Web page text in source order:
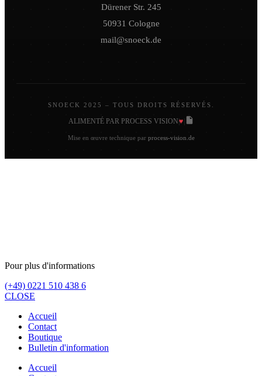
Dürener Str. 245
50931 Cologne
mail@snoeck.de
SNOECK 2025 – TOUS DROITS RÉSERVÉS.
ALIMENTÉ PAR PROCESS VISION|♥|
Mise en œuvre technique par process-vision.de
Pour plus d'informations
(+49) 0221 510 438 6
CLOSE
Accueil
Contact
Boutique
Bulletin d'information
Accueil